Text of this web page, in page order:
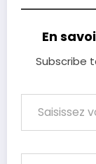
En
Subscribe
Saisissez votre adresse e-mail…